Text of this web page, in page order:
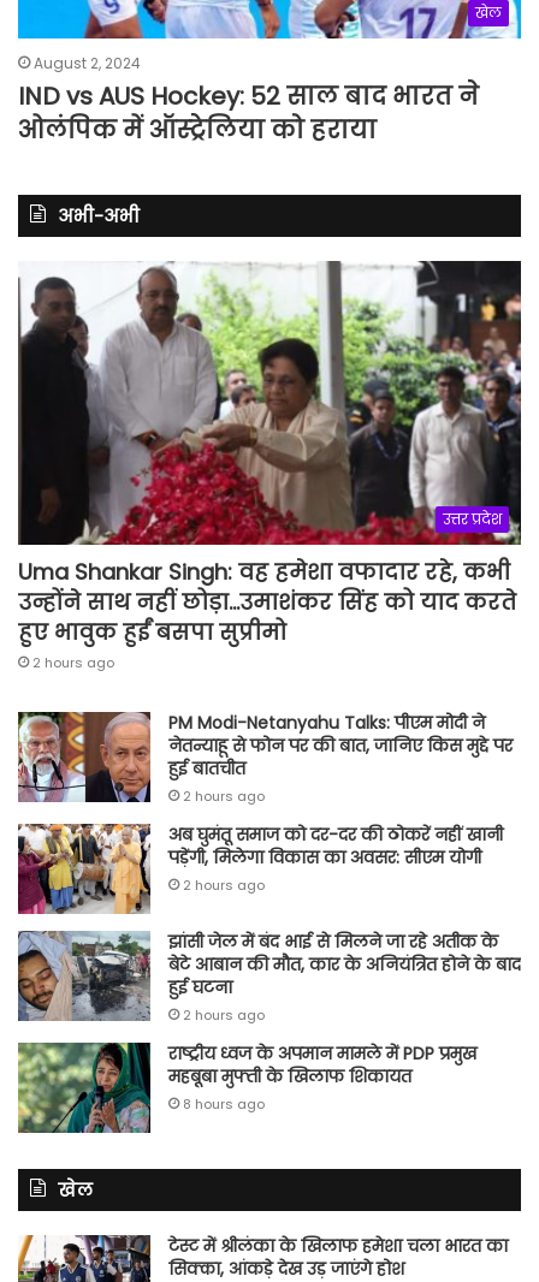
खेल
August 2, 2024
IND vs AUS Hockey: 52 साल बाद भारत ने
ओलंपिक में ऑस्ट्रेलिया को हराया
अभी-अभी
उत्तर प्रदेश
Uma Shankar Singh: वह हमेशा वफादार रहे, कभी
उन्होंने साथ नहीं छोड़ा…उमाशंकर सिंह को याद करते
हुए भावुक हुईं बसपा सुप्रीमो
2 hours ago
PM Modi-Netanyahu Talks: पीएम मोदी ने
नेतन्याहू से फोन पर की बात, जानिए किस मुद्दे पर
हुई बातचीत
2 hours ago
अब घुमंतू समाज को दर-दर की ठोकरें नहीं खानी
पड़ेंगी, मिलेगा विकास का अवसर: सीएम योगी
2 hours ago
झांसी जेल में बंद भाई से मिलने जा रहे अतीक के
बेटे आबान की मौत, कार के अनियंत्रित होने के बाद
हुई घटना
2 hours ago
राष्ट्रीय ध्वज के अपमान मामले में PDP प्रमुख
महबूबा मुफ्ती के खिलाफ शिकायत
8 hours ago
खेल
टेस्ट में श्रीलंका के खिलाफ हमेशा चला भारत का
सिक्का, आंकड़े देख उड़ जाएंगे होश